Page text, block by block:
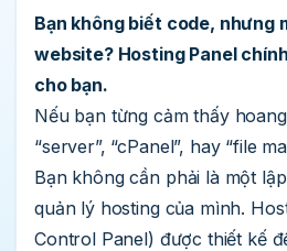
Bạn không biết code, nhưng
website? Hosting Panel
cho bạn.
Nếu bạn từng cảm thấy
“server”, “cPanel”, hay “file
Bạn không cần phải là một
quản lý hosting của mình.
Control Panel) được thiết kế